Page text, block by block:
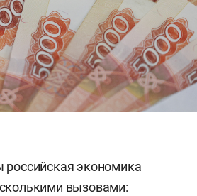
российская экономика
вызовами: